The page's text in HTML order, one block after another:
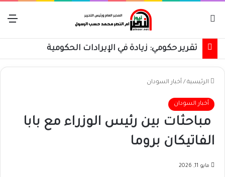
تقرير حكومي: زيادة في الإيرادات الحكومية
الرئيسية / أخبار السودان
أخبار السودان
مباحثات بين رئيس الوزراء مع بابا
الفاتيكان بروما
مايو 11, 2026